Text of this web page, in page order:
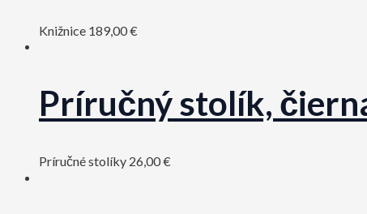
Knižnice 189,00€
Príručný stolík,
Príručné stolíky 26,00€